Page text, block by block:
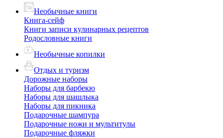
Необычные книги
Книга-сейф
Книги записи кулинарных рецептов
Родословные книги
Необычные копилки
Отдых и туризм
Дорожные наборы
Наборы для барбекю
Наборы для шашлыка
Наборы для пикника
Подарочные шампура
Подарочные ножи и мультитулы
Подарочные фляжки